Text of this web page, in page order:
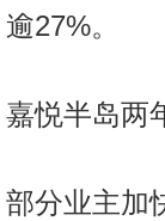
关
们
逾27%。
嘉悦半岛两
部分业主加